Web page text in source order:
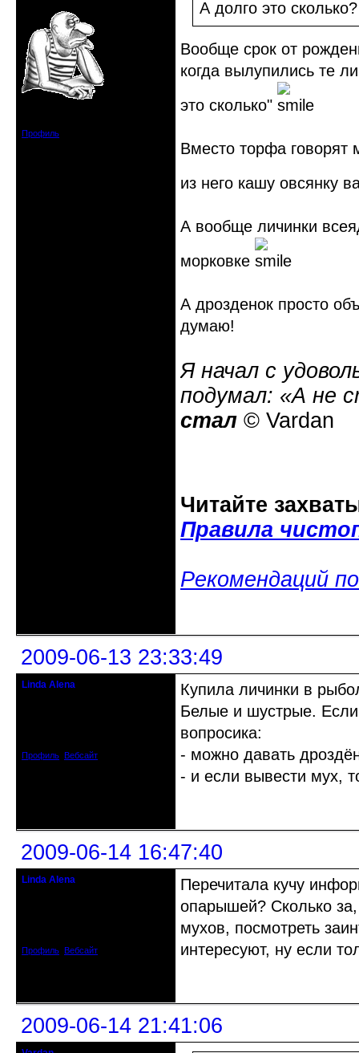
Профиль
А долго это сколько?
Вообще срок от
когда вылупились те
это сколько"
Вместо торфа говорят
из него кашу овсянку
А вообще личинки
морковке
А дрозденок просто
думаю!
Я начал с
подумал: «А не
стал © Vardan
Читайте
Правила
Рекомендаций
2009-06-13 23:33:49
Linda Alena
Профиль Вебсайт
Купила личинки в
Белые и шустрые.
вопросика:
- можно давать
- и если вывести мух,
2009-06-14 16:47:40
Linda Alena
Профиль Вебсайт
Перечитала кучу
опарышей? Сколько
мухов, посмотреть
интересуют, ну если
2009-06-14 21:41:06